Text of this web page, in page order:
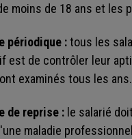
moins de 18 ans et les
périodique :tous les
est de contrôler leur
examinés tous les ans.
de reprise : le salarié
maladie